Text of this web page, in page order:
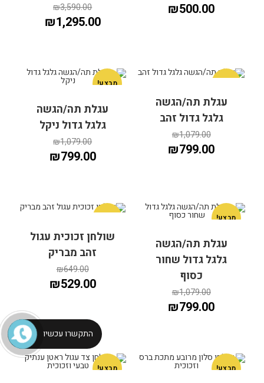
הוספה לסל הוספה לסל
הוספה לסל
₪500.00
הוספה לסל
₪3,590.00
₪1,295.00
עגלת תה/הגשה
גלגל גדול זהב
₪1,079.00
₪799.00
מבצע!
עגלת תה/הגשה
גלגל גדול ניקל
₪1,079.00
₪799.00
מבצע!
עגלת תה/הגשה
גלגל גדול שחור
כסוף
₪1,079.00
₪799.00
שולחן זכוכית עגול
זהב מבריק
₪649.00
₪529.00
מבצע! מבצע!
התקשרו עכשיו